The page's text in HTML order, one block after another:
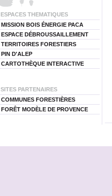
ESPACES THEMATIQUES
MISSION BOIS ÉNERGIE PACA
ESPACE DÉBROUSSAILLEMENT
TERRITOIRES FORESTIERS
PIN D'ALEP
CARTOTHÈQUE INTERACTIVE
SITES PARTENAIRES
COMMUNES FORESTIÈRES
FORÊT MODÈLE DE PROVENCE